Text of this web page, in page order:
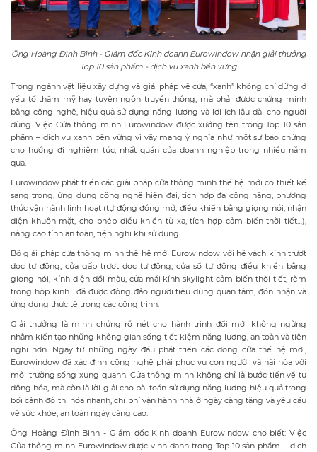
Ông Hoàng Đình Bình - Giám đốc Kinh doanh Eurowindow nhận giải thưởng
Top 10 sản phẩm - dịch vụ xanh bền vững
Trong ngành vật liệu xây dựng và giải pháp về cửa, “xanh” không chỉ dừng ở
yếu tố thẩm mỹ hay tuyên ngôn truyền thông, mà phải được chứng minh
bằng công nghệ, hiệu quả sử dụng năng lượng và lợi ích lâu dài cho người
dùng. Việc Cửa thông minh Eurowindow được xướng tên trong Top 10 sản
phẩm – dịch vụ xanh bền vững vì vậy mang ý nghĩa như một sự bảo chứng
cho hướng đi nghiêm túc, nhất quán của doanh nghiệp trong nhiều năm
qua.
Eurowindow phát triển các giải pháp cửa thông minh thế hệ mới có thiết kế
sang trọng, ứng dụng công nghệ hiện đại, tích hợp đa công năng, phương
thức vận hành linh hoạt (tự động đóng mở, điều khiển bằng giọng nói, nhận
diện khuôn mặt, cho phép điều khiển từ xa, tích hợp cảm biến thời tiết…),
nâng cao tính an toàn, tiện nghi khi sử dụng.
Bộ giải pháp cửa thông minh thế hệ mới Eurowindow với hệ vách kính trượt
dọc tự động, cửa gấp trượt dọc tự động, cửa sổ tự động điều khiển bằng
giọng nói, kính điện đổi màu, cửa mái kính skylight cảm biến thời tiết, rèm
trong hộp kính... đã được đông đảo người tiêu dùng quan tâm, đón nhận và
ứng dụng thực tế trong các công trình.
Giải thưởng là minh chứng rõ nét cho hành trình đổi mới không ngừng
nhằm kiến tạo những không gian sống tiết kiệm năng lượng, an toàn và tiện
nghi hơn. Ngay từ những ngày đầu phát triển các dòng cửa thế hệ mới,
Eurowindow đã xác định công nghệ phải phục vụ con người và hài hòa với
môi trường sống xung quanh. Cửa thông minh không chỉ là bước tiến về tự
động hóa, mà còn là lời giải cho bài toán sử dụng năng lượng hiệu quả trong
bối cảnh đô thị hóa nhanh, chi phí vận hành nhà ở ngày càng tăng và yêu cầu
về sức khỏe, an toàn ngày càng cao.
Ông Hoàng Đình Bình - Giám đốc Kinh doanh Eurowindow cho biết: Việc
Cửa thông minh Eurowindow được vinh danh trong Top 10 sản phẩm – dịch